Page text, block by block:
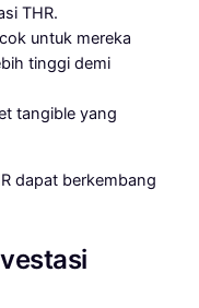
THR.
untuk mereka
tinggi demi
tangible yang
dapat berkembang